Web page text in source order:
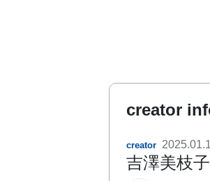
creator
creator
吉澤美枝子